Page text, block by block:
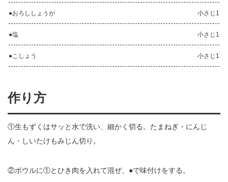
●おろししょうが 小さじ1
●塩 小さじ1
●こしょう 小さじ1
作り方
①生もずくはサッと水で洗い、細かく切る。たまねぎ・にんじ
ん・しいたけもみじん切り。
②ボウルに①とひき肉を入れて混ぜ、●で味付けをする。